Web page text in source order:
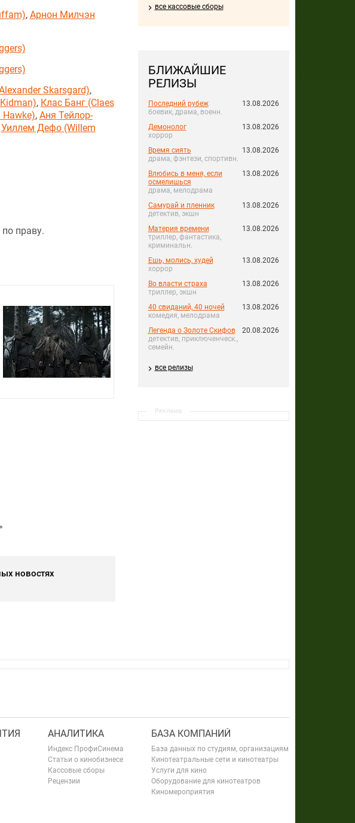
все кассовые сборы
БЛИЖАЙШИЕ
РЕЛИЗЫ
Последний рубеж
боевик, драма, военн.
13.08.2026
Демонолог
хоррор
13.08.2026
Время сиять
драма, фэнтези, спортивн.
13.08.2026
Влюбись в меня, если
осмелишься
драма, мелодрама
13.08.2026
Самурай и пленник
детектив, экшн
13.08.2026
Материя времени
триллер, фантастика,
криминальн.
13.08.2026
Ешь, молись, худей
хоррор
13.08.2026
Во власти страха
триллер, экшн
13.08.2026
40 свиданий, 40 ночей
комедия, мелодрама
13.08.2026
Легенда о Золоте Скифов
детектив, приключенческ.,
семейн.
20.08.2026
все релизы
Реклама
, Арнон Милчэн
Skarsgard),
, Клас Банг (Claes
Hawke), Аня Тейлор-
Уиллем Дефо (Willem
праву.
новостях
АНАЛИТИКА
Индекс ПрофиСинема
Статьи о кинобизнесе
Кассовые сборы
Рецензии
БАЗА КОМПАНИЙ
База данных по студиям, организациям
Кинотеатральные сети и кинотеатры
Услуги для кино
Оборудование для кинотеатров
Киномероприятия